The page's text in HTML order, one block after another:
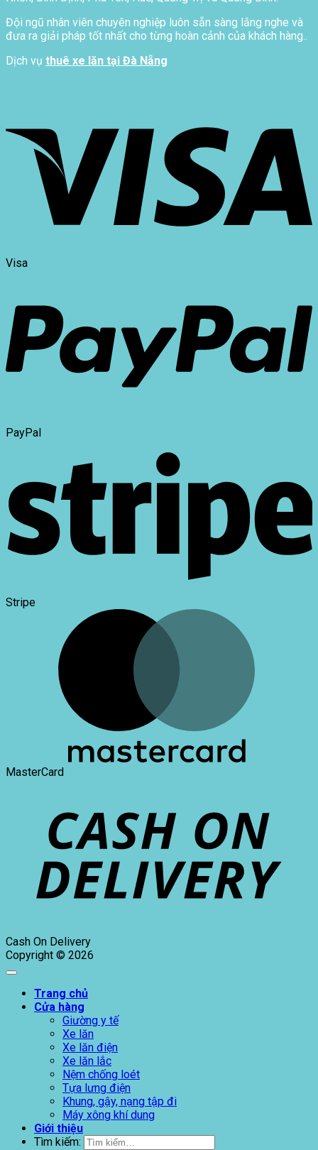
Đội ngũ nhân viên chuyên nghiệp luôn sẵn sàng lắng nghe và
đưa ra giải pháp tốt nhất cho từng hoàn cảnh của khách hàng..
Dịch vụ thuê xe lăn tại Đà Nẵng
Visa
PayPal
Stripe
MasterCard
Cash On Delivery
Copyright © 2026
Trang chủ
Cửa hàng
Giường y tế
Xe lăn
Xe lăn điện
Xe lăn lắc
Nệm chống loét
Tựa lưng điện
Khung, gậy, nạng tập đi
Máy xông khí dung
Giới thiệu
Tìm kiếm: